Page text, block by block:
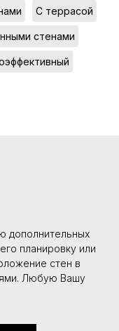
С террасой
стенами
дополнительных
планировку или
стен в
Любую Вашу